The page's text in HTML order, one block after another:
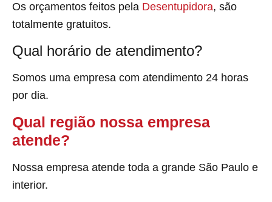
Os orçamentos feitos pela Desentupidora, são
totalmente gratuitos.
Qual horário de atendimento?
Somos uma empresa com atendimento 24 horas
por dia.
Qual região nossa empresa
atende?
Nossa empresa atende toda a grande São Paulo e
interior.